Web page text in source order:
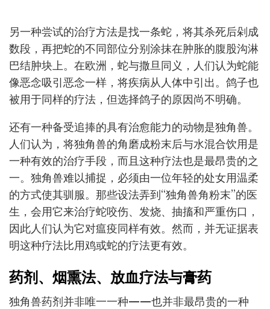
另一种尝试的治疗方法是找一条蛇，将其杀死后剁成
数段，再把蛇的不同部位分别涂抹在肿胀的腹股沟淋
巴结肿块上。在欧洲，蛇与撒旦同义，人们认为蛇能
像恶念吸引恶念一样，将疾病从人体中引出。鸽子也
被用于同样的疗法，但选择鸽子的原因尚不明确。
还有一种备受追捧的具有治愈能力的动物是独角兽。
人们认为，将独角兽的角磨成粉末后与水混合饮用是
一种有效的治疗手段，而且这种疗法也是最昂贵的之
一。独角兽难以捕捉，必须由一位年轻的处女用温柔
的方式使其驯服。那些设法弄到“独角兽角粉末”的医
生，会用它来治疗蛇咬伤、发烧、抽搐和严重伤口，
因此人们认为它对瘟疫同样有效。然而，并无证据表
明这种疗法比用鸡或蛇的疗法更有效。
药剂、烟熏法、放血疗法与膏药
独角兽药剂并非唯一一种——也并非最昂贵的一种